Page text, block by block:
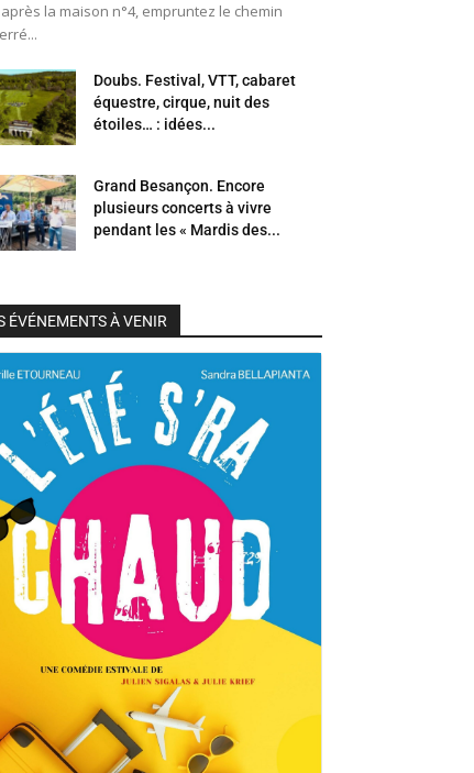
la maison n°4, empruntez le chemin
Doubs. Festival, VTT, cabaret
équestre, cirque, nuit des
étoiles… : idées...
Grand Besançon. Encore
plusieurs concerts à vivre
pendant les « Mardis des...
ÉVÉNEMENTS À VENIR